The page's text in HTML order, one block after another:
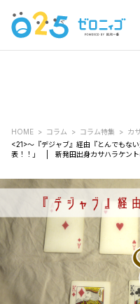
HOME コラム コラム特集
カ
<21>～『デジャブ』経由『とんでもな
表！！」 | 新発田出身カサハラケント